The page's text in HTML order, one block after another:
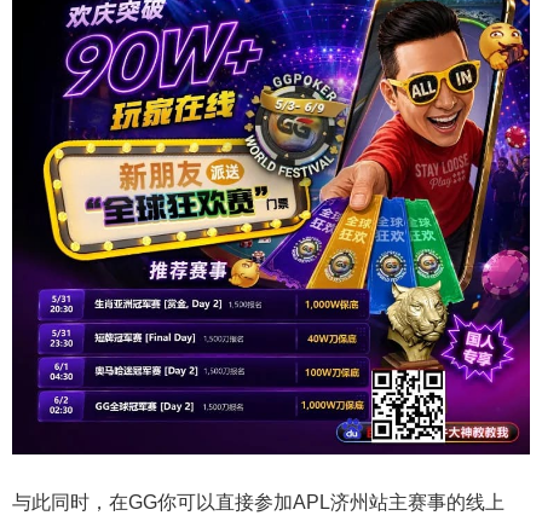
与此同时，在GG你可以直接参加APL济州站主赛事的线上